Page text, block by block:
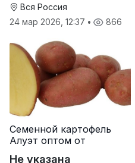
Вся Россия
24 мар 2026, 12:37 • 866
Семенной картофель
Алуэт оптом от
Не указана